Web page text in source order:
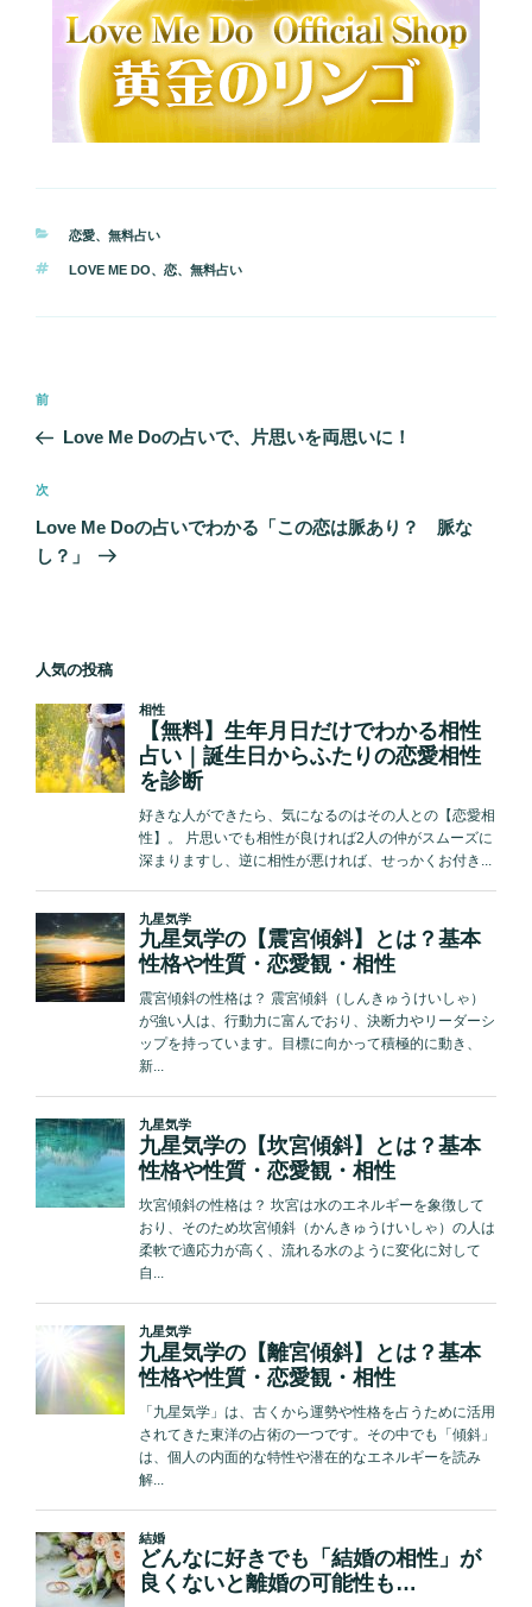
カ
ゴ
ー
恋愛、 無料占い
タ
LOVE ME DO、 恋、 無料占い
投
ナ
ビ
ゲ
ー
前
の
稿
前
Love Me Doの占いで、片思いを両思いに！
次
の
投
次
Love Me Doの占いでわかる「この恋は脈あり？ 脈な
し？」
人気の投稿